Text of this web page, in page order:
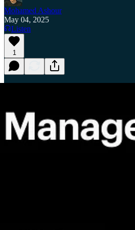
Mohamed Ashour
May 04, 2025
Listen
1